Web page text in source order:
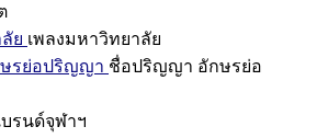
ย เพลงมหาวิทยาลัย
รย่อปริญญา ชื่อปริญญา อักษรย่อ
รนด์จุฬาฯ